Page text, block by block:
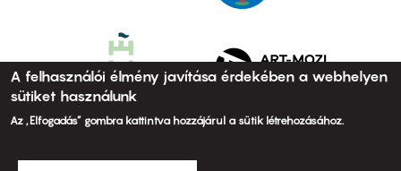
A felhasználói élmény javítása érdekében a webhelyen
sütiket használunk
Az „Elfogadás” gombra kattintva hozzájárul a sütik létrehozásához.